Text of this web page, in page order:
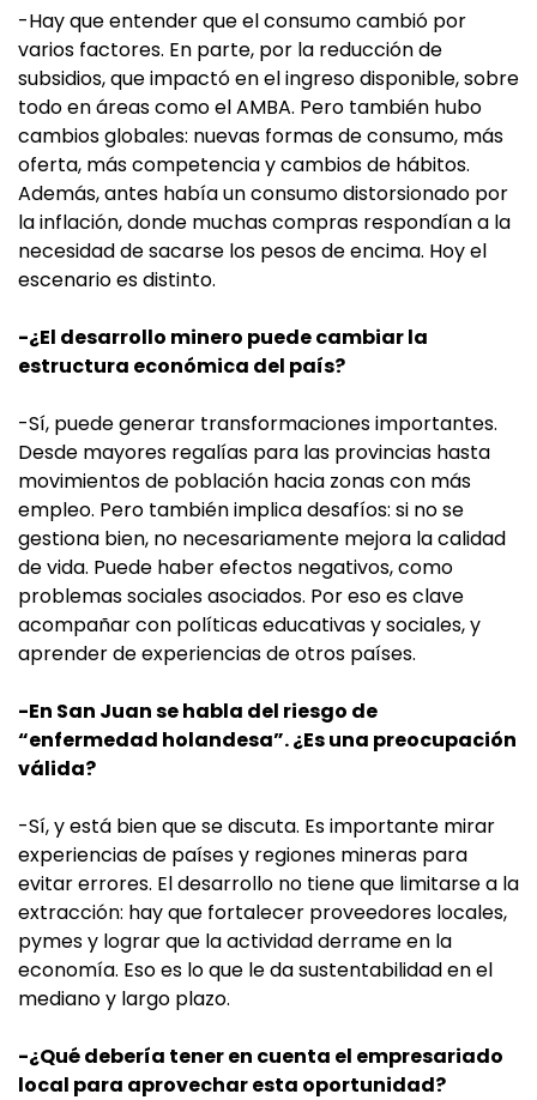
-Hay que entender que el consumo cambió por
varios factores. En parte, por la reducción de
subsidios, que impactó en el ingreso disponible, sobre
todo en áreas como el AMBA. Pero también hubo
cambios globales: nuevas formas de consumo, más
oferta, más competencia y cambios de hábitos.
Además, antes había un consumo distorsionado por
la inflación, donde muchas compras respondían a la
necesidad de sacarse los pesos de encima. Hoy el
escenario es distinto.
-¿El desarrollo minero puede cambiar la
estructura económica del país?
-Sí, puede generar transformaciones importantes.
Desde mayores regalías para las provincias hasta
movimientos de población hacia zonas con más
empleo. Pero también implica desafíos: si no se
gestiona bien, no necesariamente mejora la calidad
de vida. Puede haber efectos negativos, como
problemas sociales asociados. Por eso es clave
acompañar con políticas educativas y sociales, y
aprender de experiencias de otros países.
-En San Juan se habla del riesgo de
“enfermedad holandesa”. ¿Es una preocupación
válida?
-Sí, y está bien que se discuta. Es importante mirar
experiencias de países y regiones mineras para
evitar errores. El desarrollo no tiene que limitarse a la
extracción: hay que fortalecer proveedores locales,
pymes y lograr que la actividad derrame en la
economía. Eso es lo que le da sustentabilidad en el
mediano y largo plazo.
-¿Qué debería tener en cuenta el empresariado
local para aprovechar esta oportunidad?